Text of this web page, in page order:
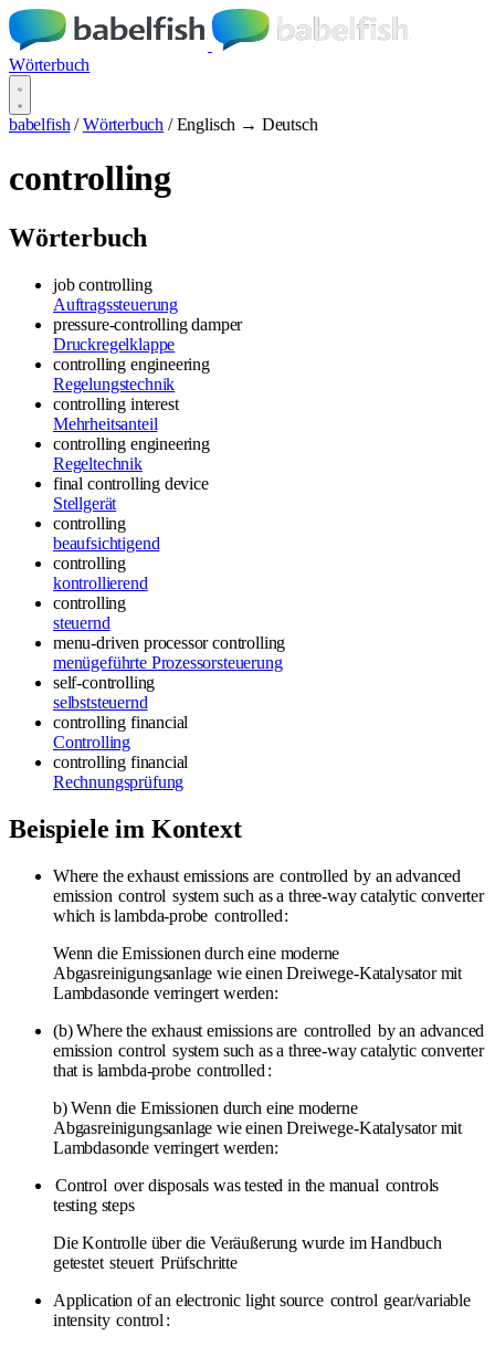
Wörterbuch
babelfish / Wörterbuch / Englisch → Deutsch
controlling
Wörterbuch
job controlling
Auftragssteuerung
pressure-controlling damper
Druckregelklappe
controlling engineering
Regelungstechnik
controlling interest
Mehrheitsanteil
controlling engineering
Regeltechnik
final controlling device
Stellgerät
controlling
beaufsichtigend
controlling
kontrollierend
controlling
steuernd
menu-driven processor controlling
menügeführte Prozessorsteuerung
self-controlling
selbststeuernd
controlling financial
Controlling
controlling financial
Rechnungsprüfung
Beispiele im Kontext
Where the exhaust emissions are controlled by an advanced
emission control system such as a three-way catalytic converter
which is lambda-probe controlled:
Wenn die Emissionen durch eine moderne
Abgasreinigungsanlage wie einen Dreiwege-Katalysator mit
Lambdasonde verringert werden:
(b) Where the exhaust emissions are controlled by an advanced
emission control system such as a three-way catalytic converter
that is lambda-probe controlled :
b) Wenn die Emissionen durch eine moderne
Abgasreinigungsanlage wie einen Dreiwege-Katalysator mit
Lambdasonde verringert werden:
Control over disposals was tested in the manual controls
testing steps
Die Kontrolle über die Veräußerung wurde im Handbuch
getestet steuert Prüfschritte
Application of an electronic light source control gear/variable
intensity control :